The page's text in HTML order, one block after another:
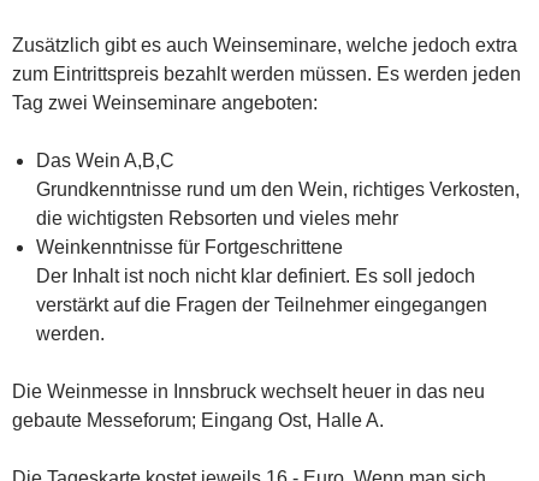
Zusätzlich gibt es auch Weinseminare, welche jedoch extra
zum Eintrittspreis bezahlt werden müssen. Es werden jeden
Tag zwei Weinseminare angeboten:
Das Wein A,B,C
Grundkenntnisse rund um den Wein, richtiges Verkosten,
die wichtigsten Rebsorten und vieles mehr
Weinkenntnisse für Fortgeschrittene
Der Inhalt ist noch nicht klar definiert. Es soll jedoch
verstärkt auf die Fragen der Teilnehmer eingegangen
werden.
Die Weinmesse in Innsbruck wechselt heuer in das neu
gebaute Messeforum; Eingang Ost, Halle A.